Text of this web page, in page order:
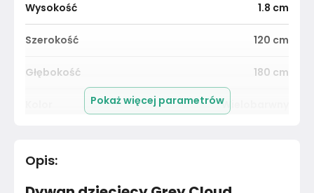
Wysokość 1.8 cm
Szerokość 120 cm
Głębokość 180 cm
Wielobarwny
Materiał
Pokaż więcej parametrów
Opis: